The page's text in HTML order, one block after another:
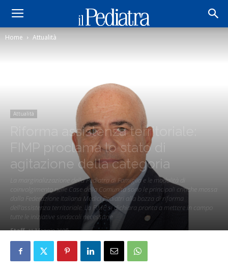
Home Attualità
Attualità
Riforma assistenza territoriale:
FIMP proclama lo stato di
agitazione della categoria
La marginalizzazione della Pediatra di Famiglia e le modalità di
coinvolgimento nelle Case della Comunità sono le principali critiche mossa
dalla Federazione Italiana Medici Pediatri alla bozza di riforma
dell'assistenza territoriale. La FIMP si dichiara pronta a mettere in campo
tutte le iniziative sindacali necessarie
Staff 11 Maggio 2026